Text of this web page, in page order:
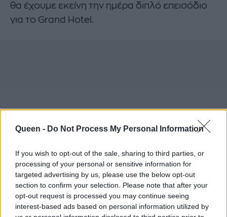
Queen - Do Not Process My Personal Information
If you wish to opt-out of the sale, sharing to third parties, or
processing of your personal or sensitive information for
targeted advertising by us, please use the below opt-out
section to confirm your selection. Please note that after your
opt-out request is processed you may continue seeing
interest-based ads based on personal information utilized by
θα έχουμε εκείνη την ημέρα διπλό επεισόδιο
για το Grand Hotel.